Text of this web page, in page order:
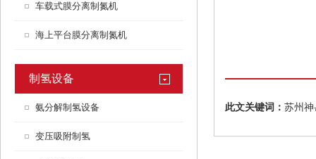
车载式膜分离制氮机
海上平台膜分离制氮机
制氢设备
氨分解制氢设备
变压吸附制氢
此文关键词： 苏州